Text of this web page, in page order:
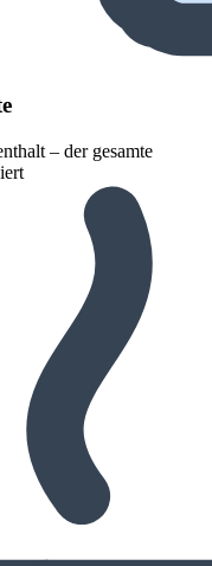
– der gesamte